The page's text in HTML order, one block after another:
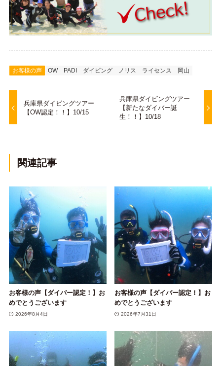
お客様の声 OW PADI ダイビング ノリス ライセンス 岡山
兵庫県ダイビングツアー
【OW認定！！】10/15
兵庫県ダイビングツアー
【新たなダイバー誕
生！！】10/18
関連記事
お客様の声【ダイバー認定！】お
めでとうございます
2026年8月4日
お客様の声【ダイバー認定！】お
めでとうございます
2026年7月31日